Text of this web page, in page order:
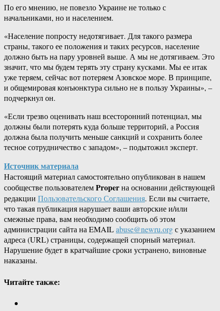
По его мнению, не повезло Украине не только с
начальниками, но и населением.
«Население попросту недотягивает. Для такого размера
страны, такого ее положения и таких ресурсов, население
должно быть на пару уровней выше. А мы не дотягиваем. Это
значит, что мы будем терять эту страну кусками. Мы ее итак
уже теряем, сейчас вот потеряем Азовское море. В принципе,
и общемировая конъюнктура сильно не в пользу Украины», –
подчеркнул он.
«Если трезво оценивать наш всесторонний потенциал, мы
должны были потерять куда больше территорий, а Россия
должна была получить меньше санкций и сохранить более
тесное сотрудничество с западом», – подытожил эксперт.
Источник материала
Настоящий материал самостоятельно опубликован в нашем
сообществе пользователемProperна основании действующей
редакции Пользовательского Соглашения. Если вы считаете,
что такая публикация нарушает ваши авторские и/или
смежные права, вам необходимо сообщить об этом
администрации сайта на EMAILabuse@newru.orgс указанием
адреса (URL) страницы, содержащей спорный материал.
Нарушение будет в кратчайшие сроки устранено, виновные
наказаны.
Читайте также: